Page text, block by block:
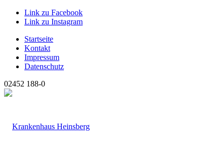
Link zu Facebook
Link zu Instagram
Startseite
Kontakt
Impressum
Datenschutz
02452 188-0